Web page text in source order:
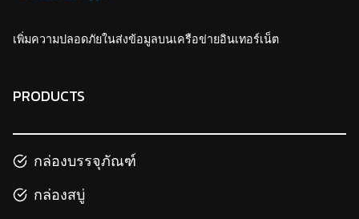
เพิ่มความปลอดภัยในส่งข้อมูลบนเครือข่ายอินเทอร์เน็ต
PRODUCTS
กล่องบรรจุภัณฑ์
กล่องสบู่